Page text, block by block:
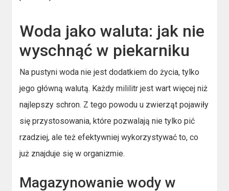
Woda jako waluta: jak nie
wyschnąć w piekarniku
Na pustyni woda nie jest dodatkiem do życia, tylko
jego główną walutą. Każdy mililitr jest wart więcej niż
najlepszy schron. Z tego powodu u zwierząt pojawiły
się przystosowania, które pozwalają nie tylko pić
rzadziej, ale też efektywniej wykorzystywać to, co
już znajduje się w organizmie.
Magazynowanie wody w